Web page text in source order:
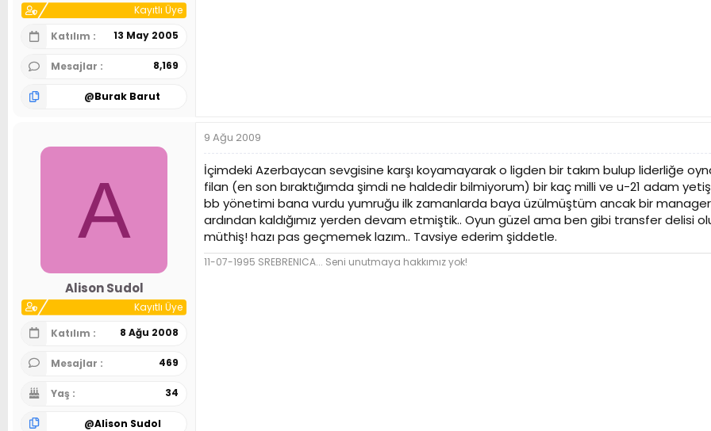
Kayıtlı Üye
Katılım
13 May 2005
Mesajlar 8,169
@Burak Barut
A
Alison Sudol
Kayıtlı Üye
Katılım
8 Ağu 2008
Mesajlar 469
Yaş 34
@Alison Sudol
9 Ağu 2009
İçimdeki Azerbaycan sevgisine karşı koyamayarak o ligden bir takım bulup liderliğe
filan (en son bıraktığımda şimdi ne haldedir bilmiyorum) bir kaç milli ve u-21 adam
bb yönetimi bana vurdu yumruğu ilk zamanlarda baya üzülmüştüm ancak bir
ardından kaldığımız yerden devam etmiştik.. Oyun güzel ama ben gibi transfer delisi
müthiş! hazı pas geçmemek lazım.. Tavsiye ederim şiddetle.
11-07-1995 SREBRENICA... Seni unutmaya hakkımız yok!